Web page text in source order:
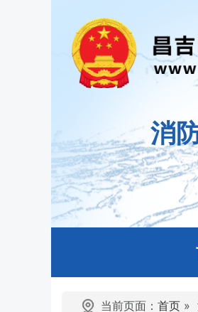
消
当前页面： 首页 »